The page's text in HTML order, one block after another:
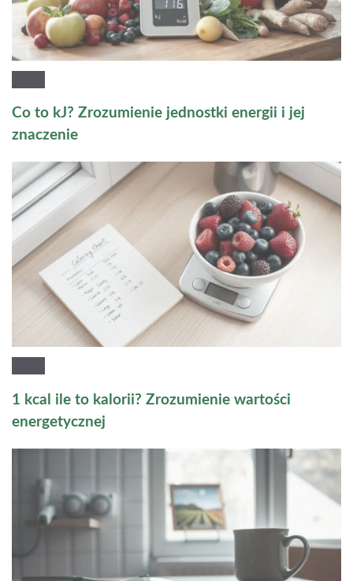
Co to kJ? Zrozumienie jednostki energii i jej
znaczenie
1 kcal ile to kalorii? Zrozumienie wartości
energetycznej